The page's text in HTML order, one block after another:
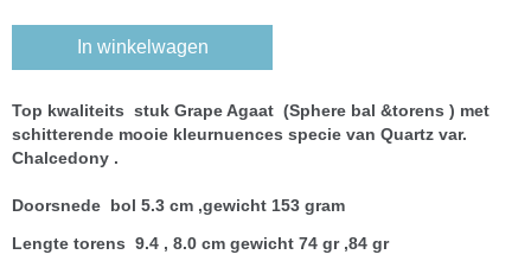
In winkelwagen
Top kwaliteits stuk Grape Agaat (Sphere bal &torens ) met
schitterende mooie kleurnuences specie van Quartz var.
Chalcedony .
Doorsnede bol 5.3 cm ,gewicht 153 gram
Lengte torens 9.4 , 8.0 cm gewicht 74 gr ,84 gr